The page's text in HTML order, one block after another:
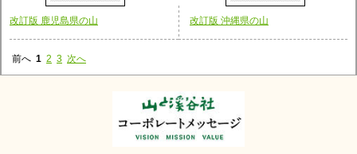
改訂版 鹿児島県の山 改訂版 沖縄県の山
前へ 1 2 3 次へ